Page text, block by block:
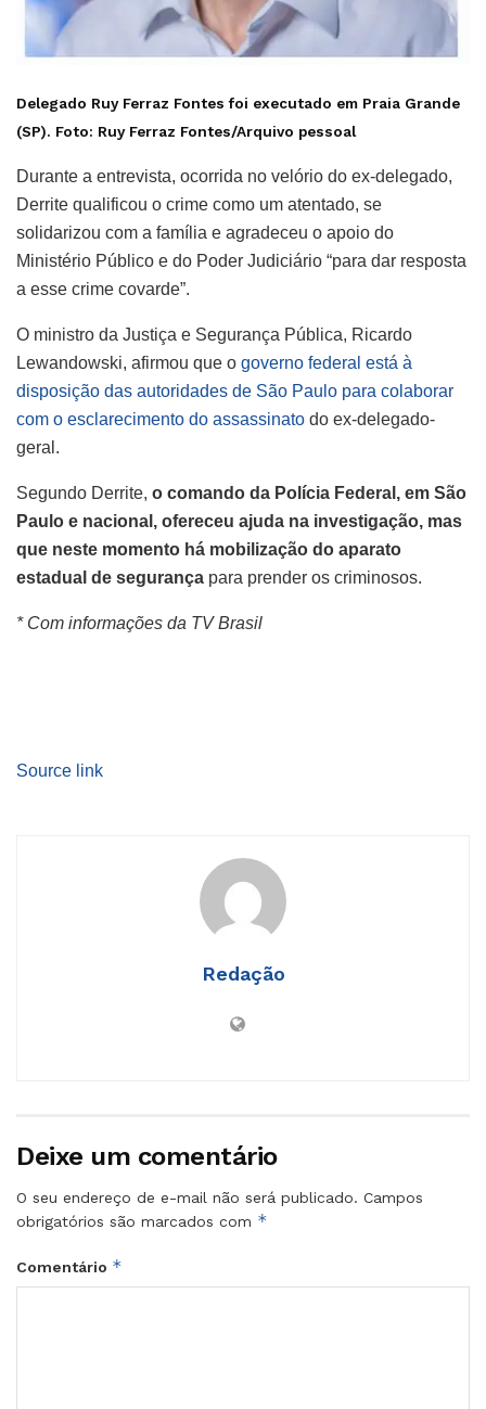
Delegado Ruy Ferraz Fontes foi executado em Praia Grande
(SP). Foto: Ruy Ferraz Fontes/Arquivo pessoal
Durante a entrevista, ocorrida no velório do ex-delegado,
Derrite qualificou o crime como um atentado, se
solidarizou com a família e agradeceu o apoio do
Ministério Público e do Poder Judiciário “para dar resposta
a esse crime covarde”.
O ministro da Justiça e Segurança Pública, Ricardo
Lewandowski, afirmou que o governo federal está à
disposição das autoridades de São Paulo para colaborar
com o esclarecimento do assassinato do ex-delegado-
geral.
Segundo Derrite, o comando da Polícia Federal, em São
Paulo e nacional, ofereceu ajuda na investigação, mas
que neste momento há mobilização do aparato
estadual de segurança para prender os criminosos.
* Com informações da TV Brasil
Source link
Redação
Deixe um comentário
O seu endereço de e-mail não será publicado. Campos
obrigatórios são marcados com *
Comentário *